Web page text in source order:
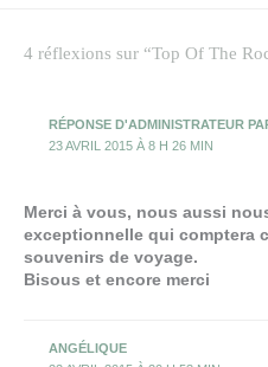
4 réflexions sur “Top Of The
RÉPONSE D'ADMINISTRATEUR
23 AVRIL 2015 À 8 H 26 MIN
Merci à vous, nous aussi
exceptionnelle qui comptera
souvenirs de voyage.
Bisous et encore merci
ANGÉLIQUE